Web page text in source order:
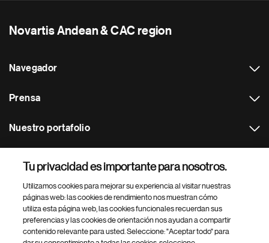
Novartis Andean & CAC region
Navegador
Prensa
Nuestro portafolio
Footer Site Search
Tu privacidad es importante para nosotros.
Utilizamos cookies para mejorar su experiencia al visitar nuestras
páginas web: las cookies de rendimiento nos muestran cómo
utiliza esta página web, las cookies funcionales recuerdan sus
preferencias y las cookies de orientación nos ayudan a compartir
contenido relevante para usted. Seleccione: "Aceptar todo" para